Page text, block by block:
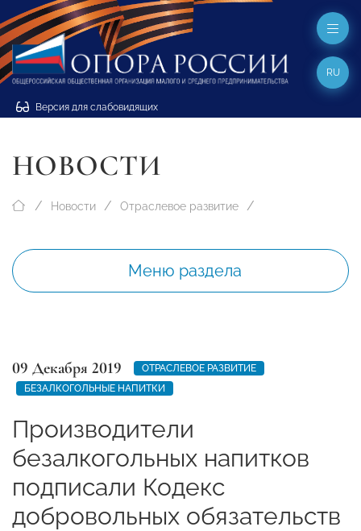
Версия для слабовидящих
RU
НОВОСТИ
Новости Отраслевое развитие
Меню раздела
09 Декабря 2019
ОТРАСЛЕВОЕ РАЗВИТИЕ
БЕЗАЛКОГОЛЬНЫЕ НАПИТКИ
Производители
безалкогольных напитков
подписали Кодекс
добровольных обязательств